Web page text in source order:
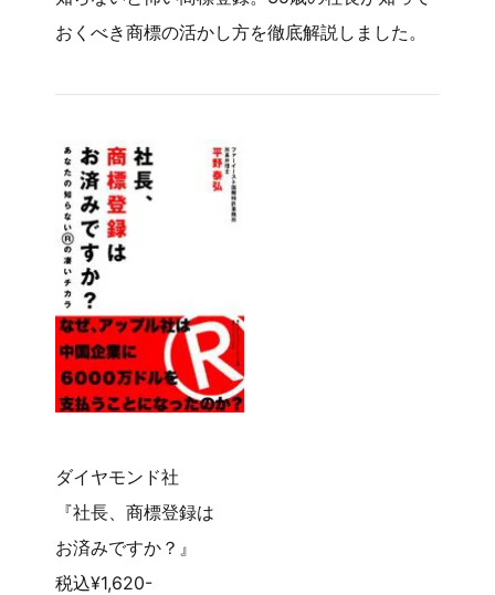
おくべき商標の活かし方を徹底解説しました。
ダイヤモンド社
『社長、商標登録は
お済みですか？』
税込¥1,620-